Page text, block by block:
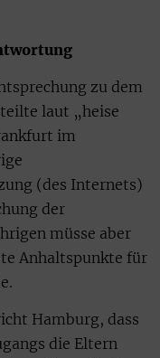
zu dem
laut „heise
im
(des Internets)
der
müsse aber
Anhaltspunkte für
Hamburg, dass
die Eltern